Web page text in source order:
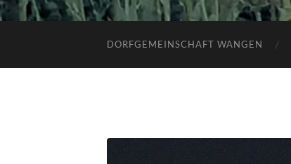
DORFGEMEINSCHAFT WANGEN